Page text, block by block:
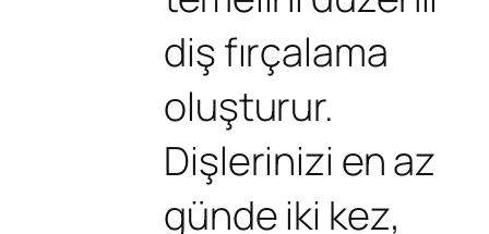
diş fırçalama
oluşturur.
Dişlerinizi en az
günde iki kez,